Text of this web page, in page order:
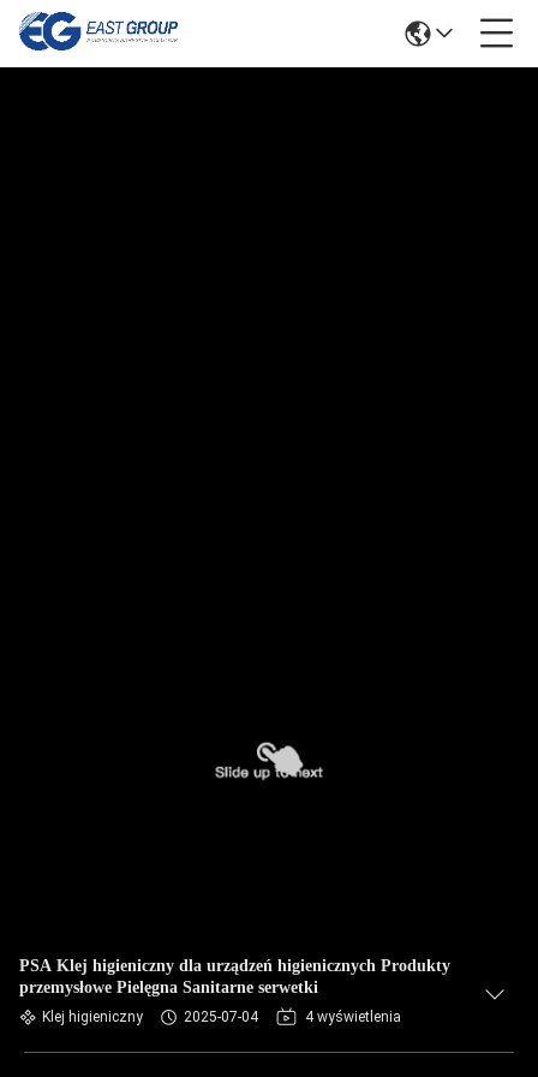
PSA Klej higieniczny dla urządzeń higienicznych Produkty
przemysłowe Pielęgna Sanitarne serwetki
Klej higieniczny 2025-07-04 4 wyświetlenia